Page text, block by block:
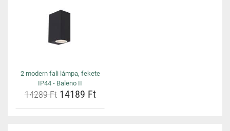
2 modern fali lámpa, fekete
IP44 - Baleno II
14289 Ft14189 Ft